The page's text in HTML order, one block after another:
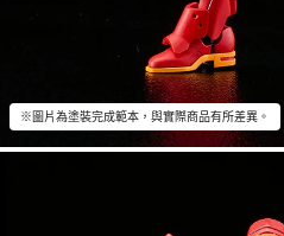
※圖片為塗裝完成範本，與實際商品有所差異。